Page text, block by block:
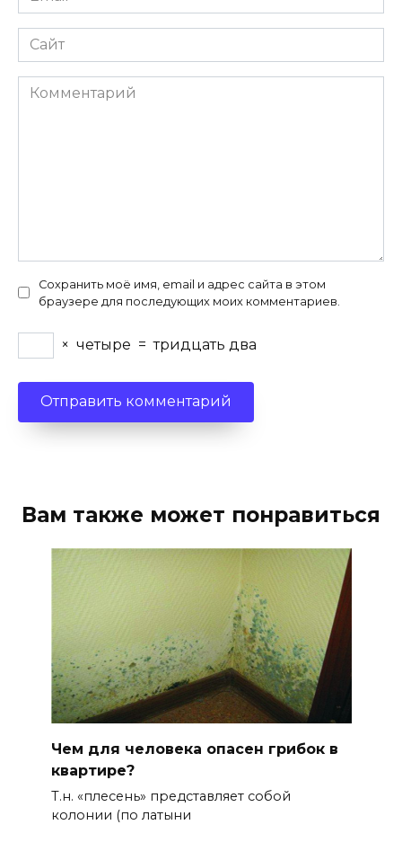
*
Сайт
Комментарий
Сохранить моё имя, email и адрес сайта в этом
браузере для последующих моих комментариев.
× четыре = тридцать два
Вам также может понравиться
Чем для человека опасен грибок в
квартире?
Т.н. «плесень» представляет собой
колонии (по латыни